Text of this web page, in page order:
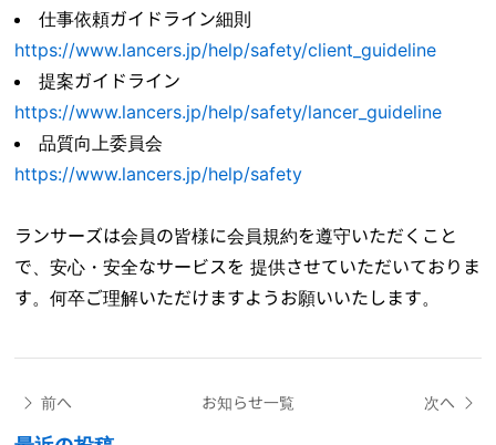
仕事依頼ガイドライン細則
https://www.lancers.jp/help/safety/client_guideline
提案ガイドライン
https://www.lancers.jp/help/safety/lancer_guideline
品質向上委員会
https://www.lancers.jp/help/safety
ランサーズは会員の皆様に会員規約を遵守いただくこと
で、安心・安全なサービスを 提供させていただいておりま
す。何卒ご理解いただけますようお願いいたします。
前へ お知らせ一覧 次へ